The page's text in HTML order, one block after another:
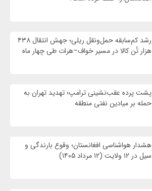
رشد کم‌سابقه حمل‌ونقل ریلی؛ جهش انتقال ۴۳۸
هزار تُن کالا در مسیر خواف–هرات طی چهار ماه
پشت پرده عقب‌نشینی ترامپ؛ تهدید تهران به
حمله بر ميادين نفتی منطقه
هشدار هواشناسی افغانستان؛ وقوع بارندگی و
سیل در ۱۲ ولایت (۱۲ مرداد ۱۴۰۵)